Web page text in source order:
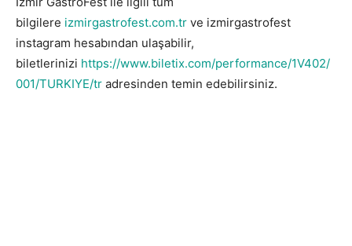
bilgilere izmirgastrofest.com.tr ve izmirgastrofest
instagram hesabından ulaşabilir,
biletlerinizi https://www.biletix.com/performance/1V402/
001/TURKIYE/tr adresinden temin edebilirsiniz.